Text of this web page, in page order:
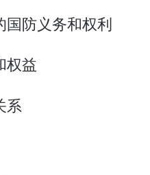
防义务和权利
权益
系